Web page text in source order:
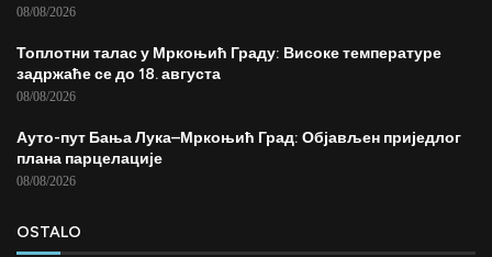
08/08/2026
Топлотни талас у Мркоњић Граду: Високе температуре
задржаће се до 18. августа
08/08/2026
Ауто-пут Бања Лука–Мркоњић Град: Објављен приједлог
плана парцелације
08/08/2026
OSTALO